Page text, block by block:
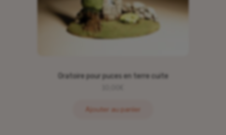
Oratoire pour puces en terre cuite
Ajouter au panier